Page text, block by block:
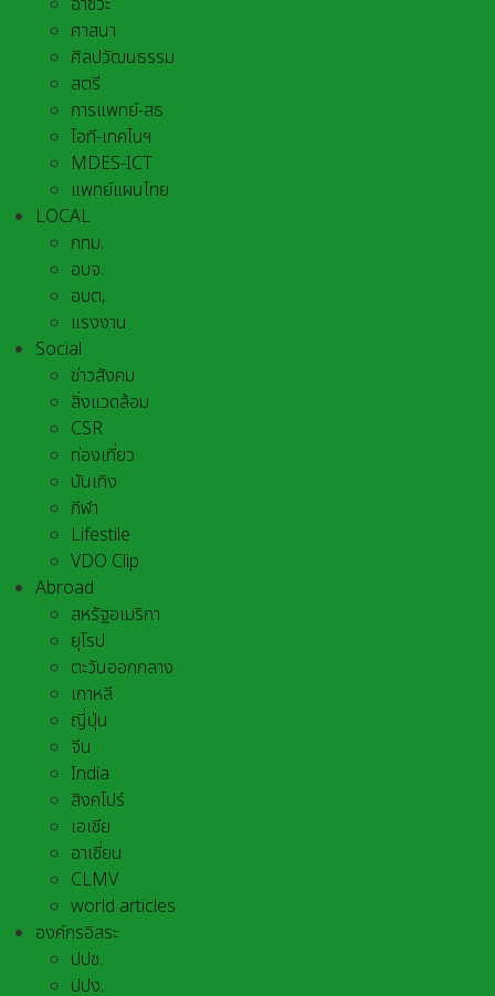
ศาสนา
ศิลปวัฒนธรรม
สตรี
การแพทย์-สธ
ไอที-เทคโนฯ
MDES-ICT
แพทย์แผนไทย
LOCAL
กทม.
อบจ.
อบต,
แรงงาน
Social
ข่าวสังคม
สิ่งแวดล้อม
CSR
ท่องเที่ยว
บันเทิง
กีฬา
Lifestile
VDO Clip
Abroad
สหรัฐอเมริกา
ยุโรป
ตะวันออกกลาง
เกาหลี
ญี่ปุ่น
จีน
India
สิงคโปร์
เอเชีย
อาเชี่ยน
CLMV
world articles
องค์กรอิสระ
ปปช.
ปปง.